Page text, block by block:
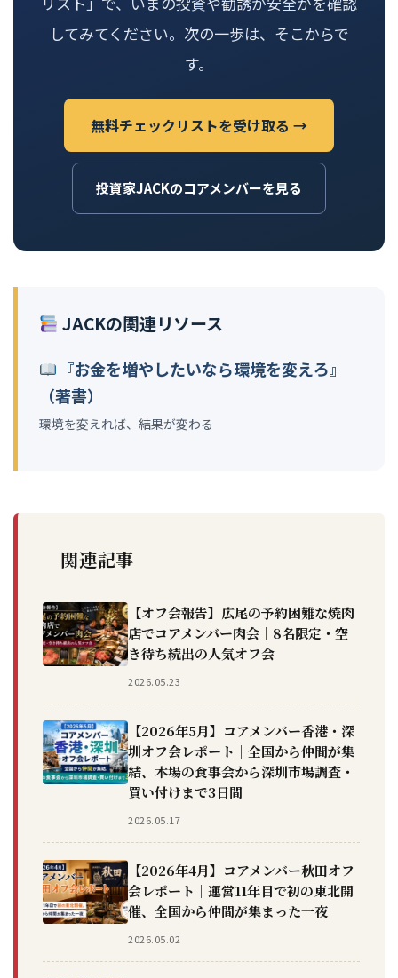
してみてください。次の一歩は、そこからで
す。
無料チェックリストを受け取る →
投資家JACKのコアメンバーを見る
JACKの関連リソース
『お金を増やしたいなら環境を変えろ』
（著書）
環境を変えれば、結果が変わる
関連記事
【オフ会報告】広尾の予約困難な焼肉
店でコアメンバー肉会｜8名限定・空
き待ち続出の人気オフ会
2026.05.23
【2026年5月】コアメンバー香港・深
圳オフ会レポート｜全国から仲間が集
結、本場の食事会から深圳市場調査・
買い付けまで3日間
2026.05.17
【2026年4月】コアメンバー秋田オフ
会レポート｜運営11年目で初の東北開
催、全国から仲間が集まった一夜
2026.05.02